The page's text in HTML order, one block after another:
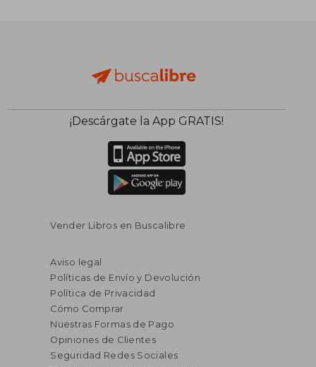
¡Descárgate la App GRATIS!
Vender Libros en Buscalibre
Aviso legal
Políticas de Envío y Devolución
Política de Privacidad
Cómo Comprar
Nuestras Formas de Pago
Opiniones de Clientes
Seguridad Redes Sociales